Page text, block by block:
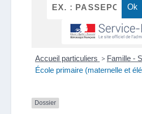
Accueil particuliers > Famille -
École primaire (maternelle et
Dossier